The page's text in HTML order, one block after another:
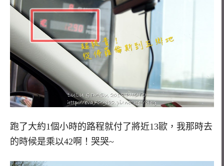
跑了大約1個小時的路程就付了將近13歐，我那時去
的時候是乘以42啊！哭哭~